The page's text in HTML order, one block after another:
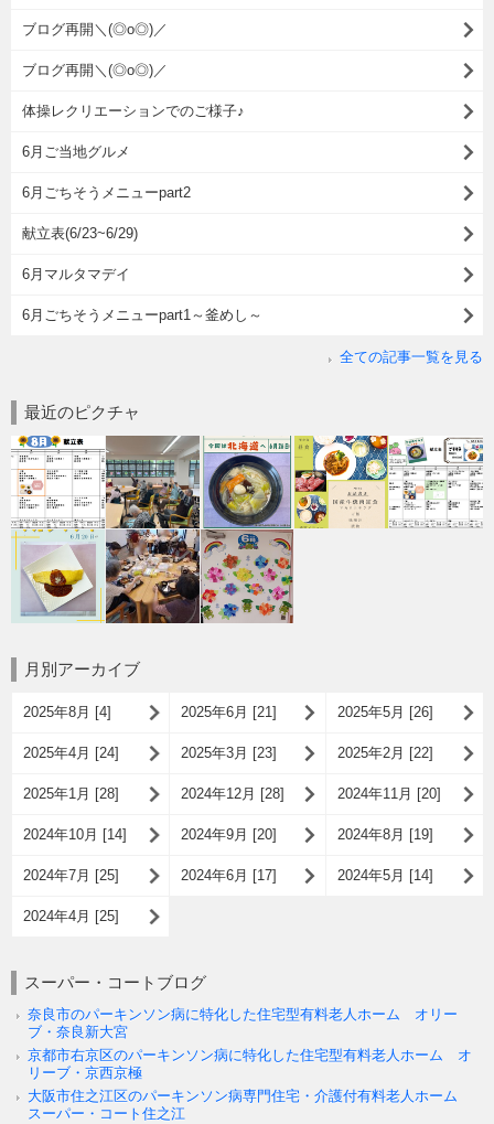
ブログ再開＼(◎o◎)／
ブログ再開＼(◎o◎)／
体操レクリエーションでのご様子♪
6月ご当地グルメ
6月ごちそうメニューpart2
献立表(6/23~6/29)
6月マルタマデイ
6月ごちそうメニューpart1～釜めし～
全ての記事一覧を見る
最近のピクチャ
月別アーカイブ
2025年8月 [4] 2025年6月 [21] 2025年5月 [26]
2025年4月 [24] 2025年3月 [23] 2025年2月 [22]
2025年1月 [28] 2024年12月 [28] 2024年11月 [20]
2024年10月 [14] 2024年9月 [20] 2024年8月 [19]
2024年7月 [25] 2024年6月 [17] 2024年5月 [14]
2024年4月 [25]
スーパー・コートブログ
奈良市のパーキンソン病に特化した住宅型有料老人ホーム オリー
ブ・奈良新大宮
京都市右京区のパーキンソン病に特化した住宅型有料老人ホーム オ
リーブ・京西京極
大阪市住之江区のパーキンソン病専門住宅・介護付有料老人ホーム
スーパー・コート住之江